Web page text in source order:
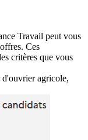
Travail peut vous
Ces
critères que vous
d'ouvrier agricole,